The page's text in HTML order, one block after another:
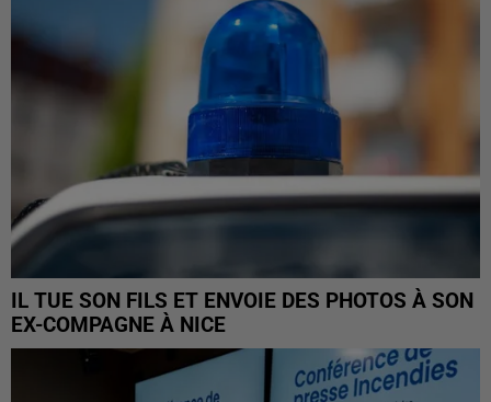
IL TUE SON FILS ET ENVOIE DES PHOTOS À SON
EX-COMPAGNE À NICE